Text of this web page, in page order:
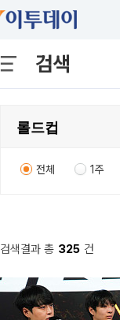
검색
전체 1주
검색결과 총 325 건